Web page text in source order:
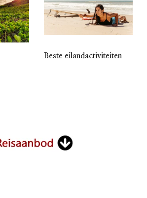
Beste eilandactiviteiten